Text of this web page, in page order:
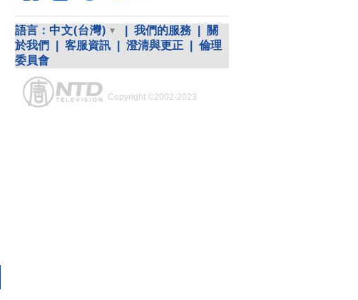
語言： 中文(台灣) 我們的服務
關
於我們
客服資訊 澄清與更正
倫理
委員會
Copyright ©2002-2023